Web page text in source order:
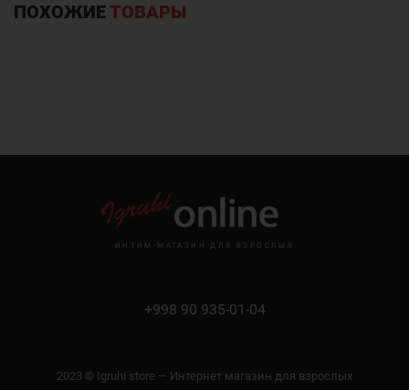
ПОХОЖИЕТОВАРЫ
ИНТИМ-МАГАЗИН ДЛЯ ВЗРОСЛЫХ
+998 90 935-01-04
2023 © Igruhi store — Интернет магазин для взрослых